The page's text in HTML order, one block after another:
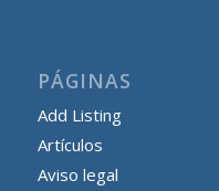
PÁGINAS
Add Listing
Artículos
Aviso legal